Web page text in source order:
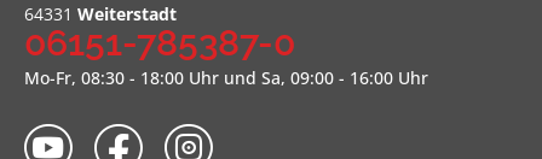
64331 Weiterstadt
06151-785387-0
Mo-Fr, 08:30 - 18:00 Uhr und Sa, 09:00 - 16:00 Uhr